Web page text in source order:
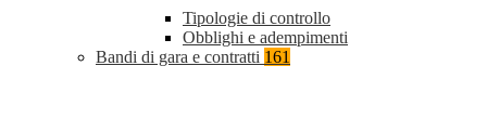
Tipologie di controllo
Obblighi e adempimenti
Bandi di gara e contratti 161